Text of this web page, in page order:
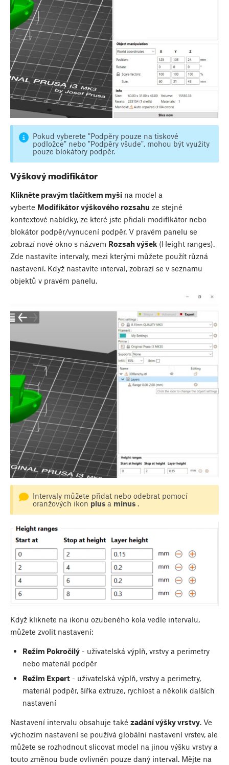
Pokud vyberete "Podpěry pouze na tiskové
podložce" nebo "Podpěry všude", mohou být využity
pouze blokátory podpěr.
Výškový modifikátor
Klikněte pravým tlačítkem myši na model a
vyberte Modifikátor výškového rozsahu ze stejné
kontextové nabídky, ze které jste přidali modifikátor nebo
blokátor podpěr/vynucení podpěr. V pravém panelu se
zobrazí nové okno s názvem Rozsah výšek (Height ranges).
Zde nastavíte intervaly, mezi kterými můžete použít různá
nastavení. Když nastavíte interval, zobrazí se v seznamu
objektů v pravém panelu.
Intervaly můžete přidat nebo odebrat pomocí
oranžových ikon plus a mínus
Když kliknete na ikonu ozubeného kola vedle intervalu,
můžete zvolit nastavení:
Režim Pokročilý- uživatelská výplň, vrstvy a perimetry
nebo materiál podpěr
Režim Expert- uživatelská výplň, vrstvy a perimetry,
materiál podpěr, šířka extruze, rychlost a několik dalších
nastavení
Nastavení intervalu obsahuje také zadání výšky vrstvy. Ve
výchozím nastavení se používá globální nastavení vrstev, ale
můžete se rozhodnout slicovat model na jinou výšku vrstvy a
touto změnou bude ovlivněn pouze daný interval. Mějte na